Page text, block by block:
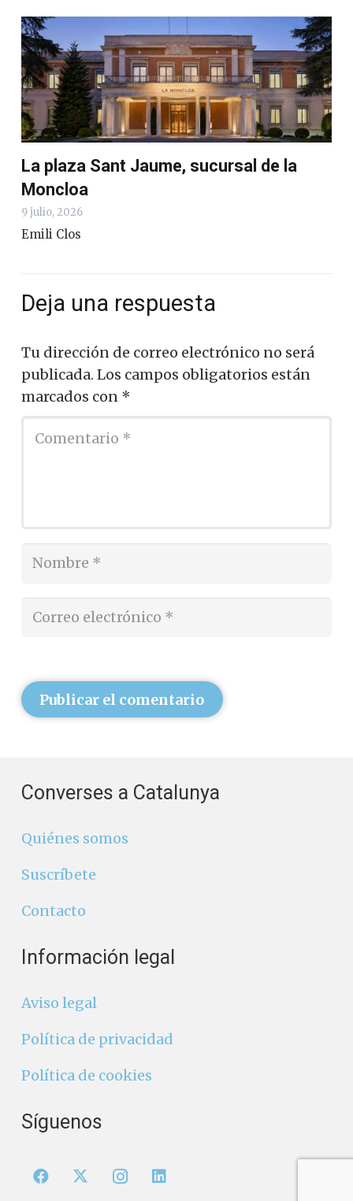
La plaza Sant Jaume, sucursal de la
Moncloa
9 julio, 2026
Emili Clos
Deja una respuesta
Tu dirección de correo electrónico no será
publicada. Los campos obligatorios están
marcados con *
Publicar el comentario
Converses a Catalunya
Quiénes somos
Suscríbete
Contacto
Información legal
Aviso legal
Política de privacidad
Política de cookies
Síguenos